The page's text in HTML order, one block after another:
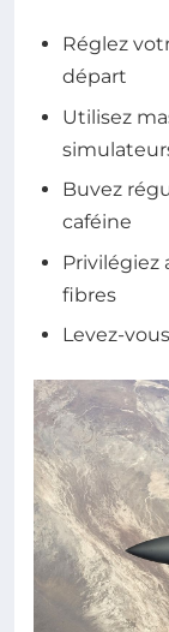
Réglez
départ
Utilisez
Buvez
caféine
Privilégiez
fibres
Levez-